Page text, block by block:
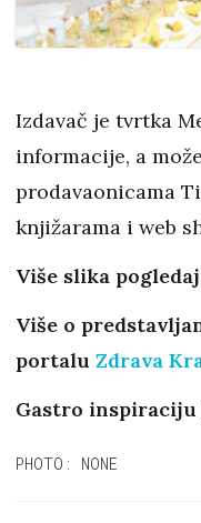
Izdavač je tvrtka
informacije, a
prodavaonicama
knjižarama i web
Više slika
Više o
portalu Zdrava
Gastro
PHOTO: NONE